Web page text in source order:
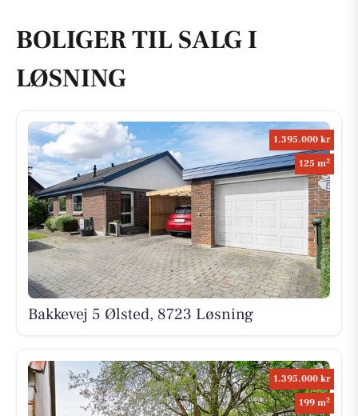
BOLIGER TIL SALG I
LØSNING
1.395.000 kr
125 m2
Bakkevej 5 Ølsted, 8723 Løsning
1.395.000 kr
199 m2